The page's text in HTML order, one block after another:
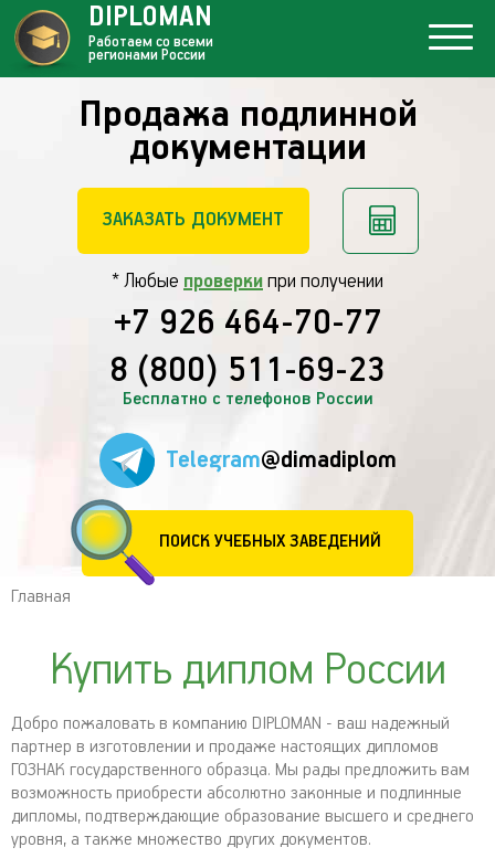
Продажа подлинной
документации
ЗАКАЗАТЬ ДОКУМЕНТ
* Любые проверки при получении
+7 926 464-70-77
8 (800) 511-69-23
Бесплатно с телефонов России
Telegram@dimadiplom
ПОИСК УЧЕБНЫХ ЗАВЕДЕНИЙ
DIPLOMAN
Работаем со всеми
регионами России
Главная
Купить диплом России
Добро пожаловать в компанию DIPLOMAN - ваш надежный
партнер в изготовлении и продаже настоящих дипломов
ГОЗНАК государственного образца. Мы рады предложить вам
возможность приобрести абсолютно законные и подлинные
дипломы, подтверждающие образование высшего и среднего
уровня, а также множество других документов.